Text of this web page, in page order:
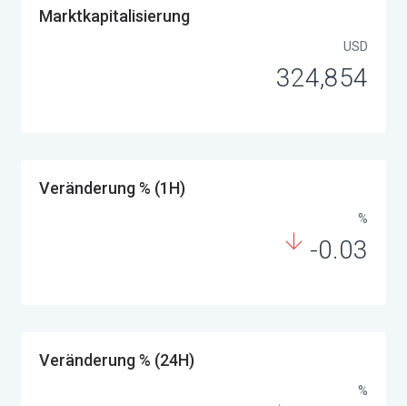
Marktkapitalisierung
USD
324,854
Veränderung % (1H)
%
-0.03
Veränderung % (24H)
%